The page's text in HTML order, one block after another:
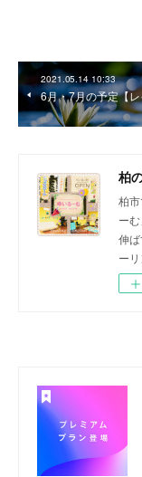
2021.05.14 10:33
6月・7月の予定【
柏
ー
伸
ー